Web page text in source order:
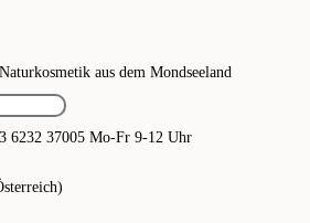
aus dem Mondseeland
6232 37005 Mo-Fr 9-12 Uhr